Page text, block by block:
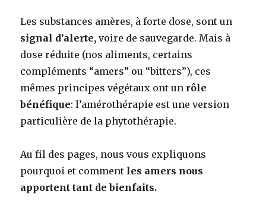
Les substances amères, à forte dose, sont un
signal d’alerte, voire de sauvegarde. Mais à
dose réduite (nos aliments, certains
compléments “amers” ou “bitters”), ces
mêmes principes végétaux ont un rôle
bénéfique: l’amérothérapie est une version
particulière de la phytothérapie.
Au fil des pages, nous vous expliquons
pourquoi et comment les amers nous
apportent tant de bienfaits.